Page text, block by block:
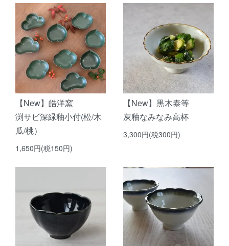
【New】皓洋窯
渕サビ深緑釉小付(松/木
瓜/桃）
1,650円(税150円)
【New】黒木泰等
灰釉なみなみ高杯
3,300円(税300円)